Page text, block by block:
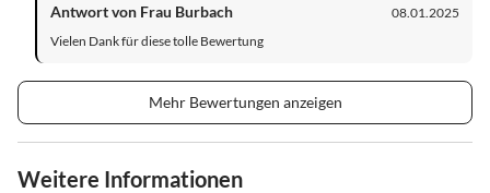
Antwort von Frau Burbach
08.01.2025
Vielen Dank für diese tolle Bewertung
Mehr Bewertungen anzeigen
Weitere Informationen